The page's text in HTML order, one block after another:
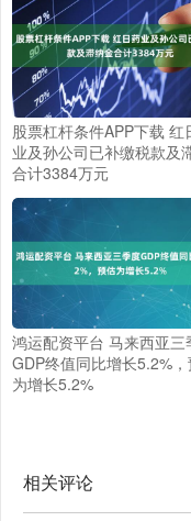
股票杠杆条件APP下载 红
业及孙公司已补缴税款及
合计3384万元
鸿运配资平台 马来西亚三
GDP终值同比增长5.2%
为增长5.2%
相关评论